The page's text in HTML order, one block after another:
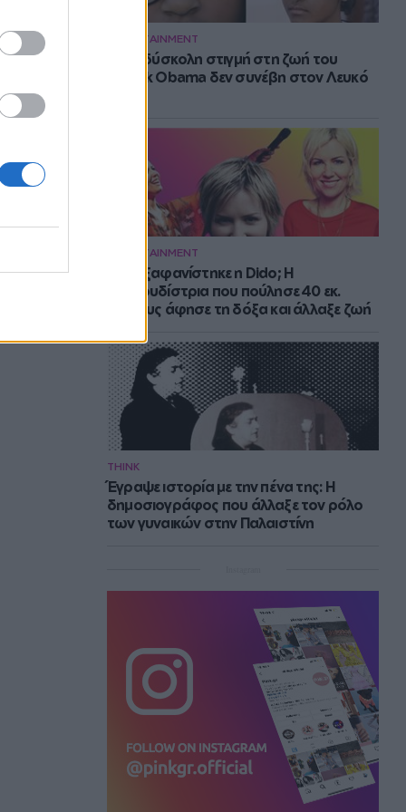
ENTERTAINMENT
Η πιο δύσκολη στιγμή στη ζωή του
Barack Obama δεν συνέβη στον Λευκό
ENTERTAINMENT
Πού εξαφανίστηκε η Dido; Η
τραγουδίστρια που πούλησε 40 εκ.
δίσκους άφησε τη δόξα και άλλαξε ζωή
THINK
Έγραψε ιστορία με την πένα της: Η
δημοσιογράφος που άλλαξε τον ρόλο
των γυναικών στην Παλαιστίνη